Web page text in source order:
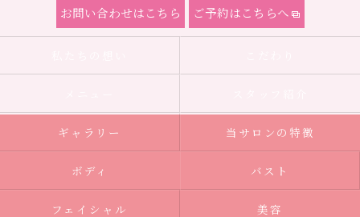
お問い合わせはこちら ご予約はこちらへ
ギャラリー 当サロンの特徴
ボディ バスト
フェイシャル 美容